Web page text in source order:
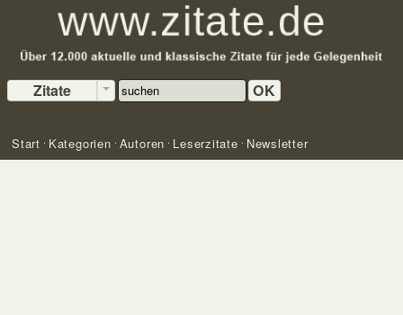
Zitate OK
Start Kategorien Autoren Leserzitate Newsletter